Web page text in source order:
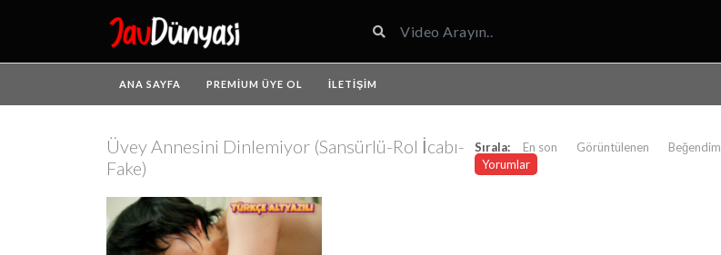
ANA SAYFA PREMIUM ÜYE OL İLETIŞIM
Üvey Annesini Dinlemiyor (Sansürlü-Rol İcabı-
Fake)
Sırala: En son Görüntülenen
Beğendim
Yorumlar